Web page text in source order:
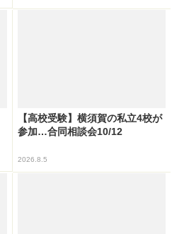
【高校受験】横須賀の私立4校が
参加…合同相談会10/12
2026.8.5